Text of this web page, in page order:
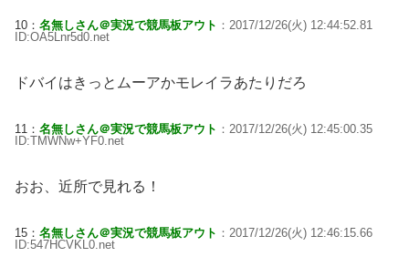
10： 名無しさん＠実況で競馬板アウト ：2017/12/26(火) 12:44:52.81
ID:OA5Lnr5d0.net
ドバイはきっとムーアかモレイラあたりだろ
11： 名無しさん＠実況で競馬板アウト ：2017/12/26(火) 12:45:00.35
ID:TMWNw+YF0.net
おお、近所で見れる！
15： 名無しさん＠実況で競馬板アウト ：2017/12/26(火) 12:46:15.66
ID:547HCVKL0.net